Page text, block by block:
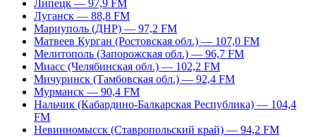
Липецк — 97,9 FM
Луганск — 88,8 FM
Мариуполь (ДНР) — 97,2 FM
Матвеев Курган (Ростовская обл.) — 107,0 FM
Мелитополь (Запорожская обл.) — 96,7 FM
Миасс (Челябинская обл.) — 102,2 FM
Мичуринск (Тамбовская обл.) — 92,4 FM
Мурманск — 90,4 FM
Нальчик (Кабардино-Балкарская Республика) — 104,4
FM
Невинномысск (Ставропольский край) — 94,2 FM